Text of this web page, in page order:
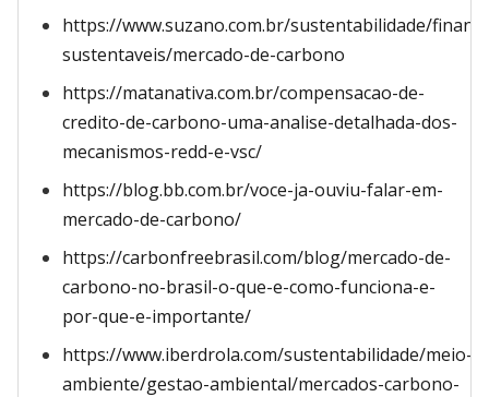
https://www.suzano.com.br/sustentabilidade/
sustentaveis/mercado-de-carbono
https://matanativa.com.br/compensacao-de-
credito-de-carbono-uma-analise-detalhada-dos-
mecanismos-redd-e-vsc/
https://blog.bb.com.br/voce-ja-ouviu-falar-em-
mercado-de-carbono/
https://carbonfreebrasil.com/blog/mercado-de-
carbono-no-brasil-o-que-e-como-funciona-e-
por-que-e-importante/
https://www.iberdrola.com/sustentabilidade/meio-
ambiente/gestao-ambiental/mercados-carbono-